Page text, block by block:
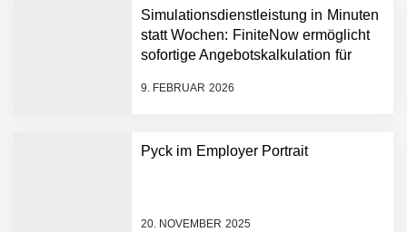
Simulationsdienstleistung in Minuten
statt Wochen: FiniteNow ermöglicht
sofortige Angebotskalkulation für
9. FEBRUAR 2026
Pyck im Employer Portrait
20. NOVEMBER 2025
Plattform zu beschleunigen
Amazon Web Services
starten strategische
AI breit auszurollen
Humanoider Roboter bringt
Hightech ins Stadion
FiniteNow ermöglicht